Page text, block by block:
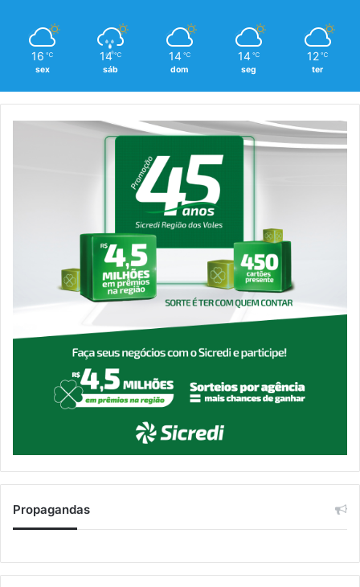
16 ℃
sex
14 ℃
sáb
14 ℃
dom
14 ℃
seg
12 ℃
ter
Propagandas